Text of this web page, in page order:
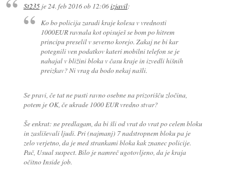
St235je24. feb 2016 ob 12:06izjavil:
Ko bo policija zaradi kraje kolesa v vrednosti
1000EUR ravnala kot opisuješ se bom po hitrem
principu preselil v severno korejo. Zakaj ne bi kar
potegnili ven podatkov kateri mobilni telefon se je
nahajal v bližini bloka v času kraje in izvedli hišnih
preizkav? Ni vrag da bodo nekaj našli.
Se pravi, če tat ne pusti ravno osebne na prizorišču zločina,
potem je OK, če ukrade 1000 EUR vredno stvar?
Še enkrat: ne predlagam, da bi šli od vrat do vrat po celem bloku
in zasliševali ljudi. Pri (najmanj) 7 nadstropnem bloku pa je
zelo verjetno, da je med strankami bloka kak znanec policije.
Pač, Usual suspect. Bilo je namreč ugotovljeno, da je kraja
očitno Inside job.